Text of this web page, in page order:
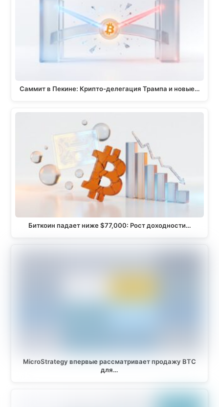
m
A
p
p
n
k
Саммит в Пекине: Крипто-делегация Трампа и новые…
Биткоин падает ниже $77,000: Рост доходности…
MicroStrategy впервые рассматривает продажу BTC
для…